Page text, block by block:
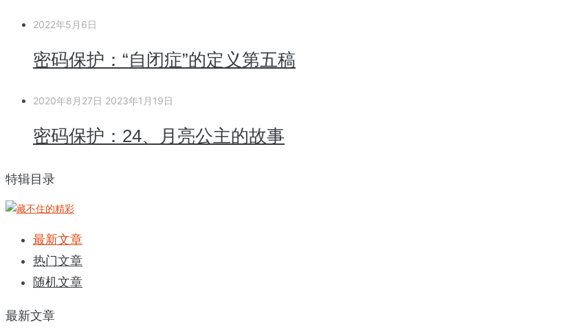
2022年5月6日
密码保护：“自闭症”的定义第五稿
2020年8月27日 2023年1月19日
密码保护：24、月亮公主的故事
特辑目录
最新文章
热门文章
随机文章
最新文章